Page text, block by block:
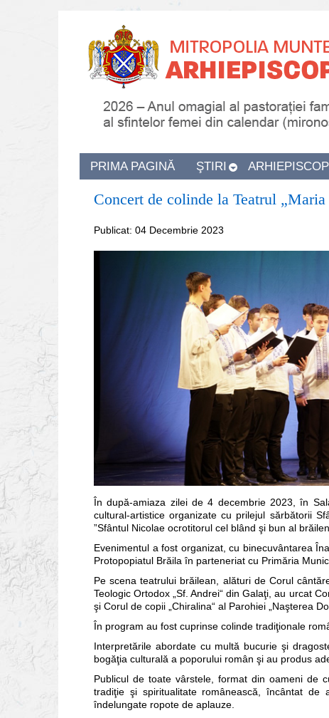
PRIMA PAGINĂ ŞTIRI ARHIEPISCOP
Concert de colinde la Teatrul
Publicat: 04 Decembrie 2023
În după-amiaza zilei de 4 decembrie 2023, în
cultural-artistice organizate cu prilejul sărbătorii
”Sfântul Nicolae ocrotitorul cel blând şi bun al
Evenimentul a fost organizat, cu binecuvântarea
Protopopiatul Brăila în parteneriat cu Primăria
Pe scena teatrului brăilean, alături de Corul
Teologic Ortodox „Sf. Andrei“ din Galaţi, au urcat
şi Corul de copii „Chiralina“ al Parohiei „Naşterea
În program au fost cuprinse colinde tradiţionale
Interpretările abordate cu multă bucurie şi
bogăţia culturală a poporului român şi au produs
Publicul de toate vârstele, format din oameni de
tradiţie şi spiritualitate românească, încântat de
îndelungate ropote de aplauze.